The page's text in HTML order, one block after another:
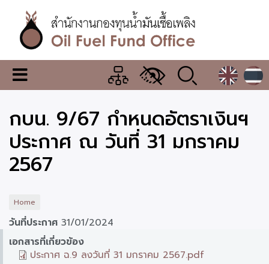
content
สำนักงาน
กองทุน
น้ำมัน
เชื้อ
เพลิง
เมนู
เปลี่ยน
แสดง
ผล
กบน. 9/67 กำหนดอัตราเงินฯ
ประกาศ ณ วันที่ 31 มกราคม
2567
Home
วันที่ประกาศ 31/01/2024
เอกสารที่เกี่ยวข้อง
ประกาศ ฉ.9 ลงวันที่ 31 มกราคม 2567.pdf